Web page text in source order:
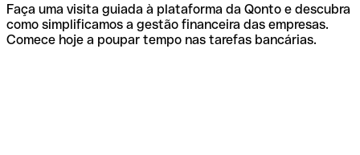
Faça uma visita guiada à plataforma da Qonto e descubra
como simplificamos a gestão financeira das empresas.
Comece hoje a poupar tempo nas tarefas bancárias.